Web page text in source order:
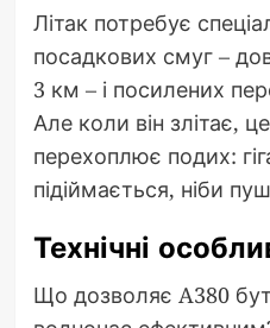
Літак потребує
посадкових смуг –
3 км – і посилених
Але коли він злітає,
перехоплює подих:
підіймається, ніби
Технічні
Що дозволяє A380